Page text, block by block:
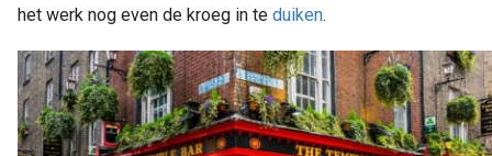
het werk nog even de kroeg in te duiken.